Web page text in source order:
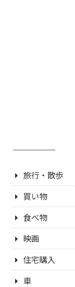
旅行・散歩
買い物
食べ物
映画
住宅購入
車